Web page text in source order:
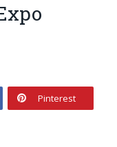
Pinterest